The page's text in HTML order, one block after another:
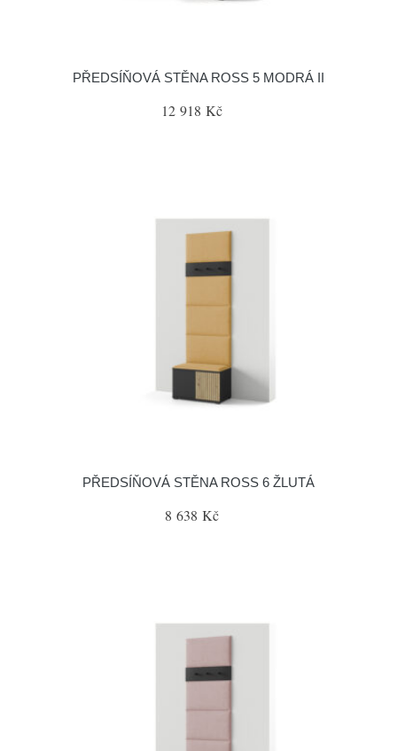
PŘEDSÍŇOVÁ STĚNA ROSS 5 MODRÁ II
12 918 Kč
PŘEDSÍŇOVÁ STĚNA ROSS 6 ŽLUTÁ
8 638 Kč